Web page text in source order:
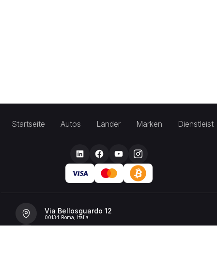
Startseite Autos Länder Marken
Via Bellosguardo 12
00134 Roma, Italia